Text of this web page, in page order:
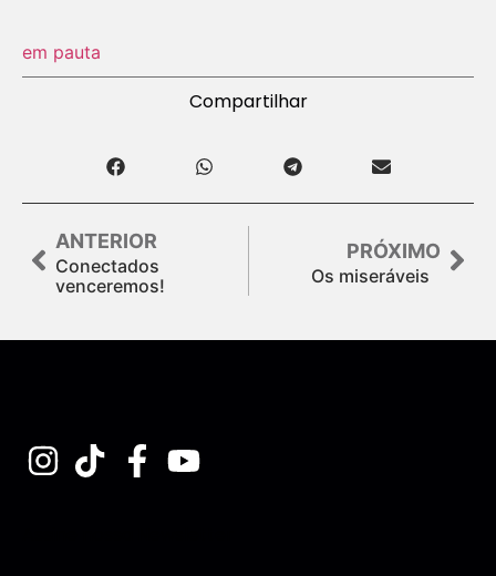
em pauta
Compartilhar
ANTERIOR
Conectados
venceremos!
PRÓXIMO
Os miseráveis